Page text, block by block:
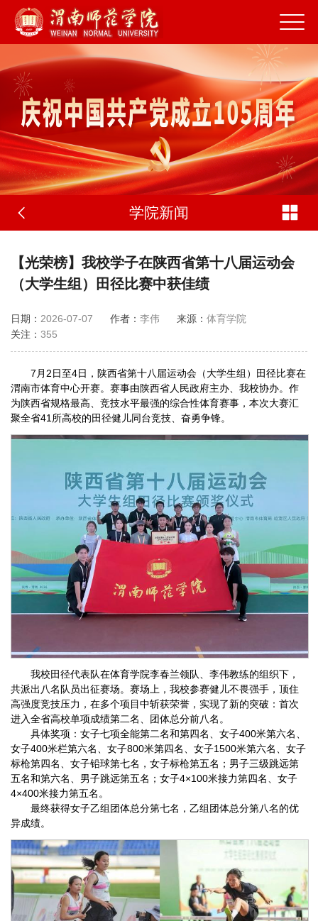
学院新闻
【光荣榜】我校学子在陕西省第十八届运动会
（大学生组）田径比赛中获佳绩
日期： 2026-07-07 作者： 李伟 来源： 体育学院
关注： 355
7月2日至4日，陕西省第十八届运动会（大学生组）田径比赛在
渭南市体育中心开赛。赛事由陕西省人民政府主办、我校协办。作
为陕西省规格最高、竞技水平最强的综合性体育赛事，本次大赛汇
聚全省41所高校的田径健儿同台竞技、奋勇争锋。
我校田径代表队在体育学院李春兰领队、李伟教练的组织下，
共派出八名队员出征赛场。赛场上，我校参赛健儿不畏强手，顶住
高强度竞技压力，在多个项目中斩获荣誉，实现了新的突破：首次
进入全省高校单项成绩第二名、团体总分前八名。
具体奖项：女子七项全能第二名和第四名、女子400米第六名、
女子400米栏第六名、女子800米第四名、女子1500米第六名、女子
标枪第四名、女子铅球第七名，女子标枪第五名；男子三级跳远第
五名和第六名、男子跳远第五名；女子4×100米接力第四名、女子
4×400米接力第五名。
最终获得女子乙组团体总分第七名，乙组团体总分第八名的优
异成绩。